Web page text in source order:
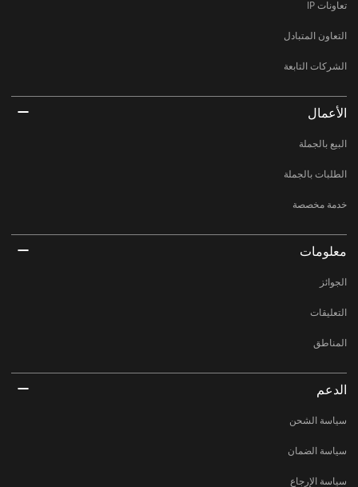
تعاونات IP
التعاون المتبادل
الشركات التابعة
الأعمال
البيع بالجملة
الطلبات بالجملة
خدمة مخصصة
معلومات
الجوائز
التعليقات
المناطق
الدعم
سياسة الشحن
سياسة الضمان
سياسة الإرجاع